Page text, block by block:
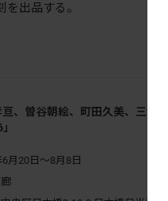
を出品する。
、曽谷朝絵、町田久美、三沢厚
6月20日～8月8日